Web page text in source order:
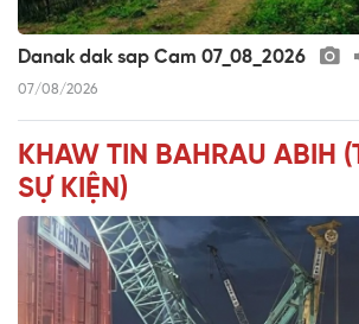
Danak dak sap Cam 07_08_2026
07/08/2026
KHAW TIN BAHRAU ABIH
SỰ KIỆN)